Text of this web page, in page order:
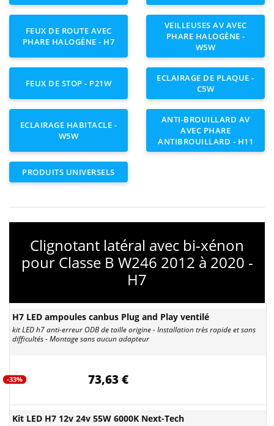
FEUX DE ROUTE AVEC
PHARE HALOGÈNE - H7
VEILLEUSES AV AVEC
PHARE HALOGÈNE -
W5W
FEUX DE STOP - P21W
ECLAIRAGE DE PLAQUE -
C5W
ECLAIRAGE HABITACLE -
W5W
ANTI-BROUILLARD AV
AVEC PHARE
ANTIBROUILLARD - H11
PRODUITS UNIVERSELS
Clignotant latéral avec bi-xénon
pour Classe B W246 2012 à 2020 -
H7
H7 LED ampoules canbus Plug and Play ventilé
kit LED h7 anti-erreur ODB de taille origine - Installation très rapide et sans
difficultés - Montage sans aucun adapteur
-33% 73,63 €
Kit LED H7 12v 24v 55W 6000K Next-Tech